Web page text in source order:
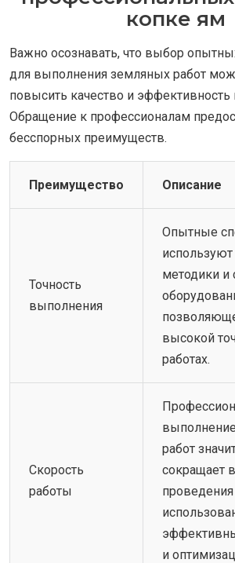
копке ям
Важно осознавать, что выбор
для выполнения земляных работ
повысить качество и эффективность
Обращение к профессионалам
бесспорных преимуществ.
Преимущество Описание
Точность
выполнения
Опытные
методики и
высокой
работах.
Скорость
работы
работ
сокращает
проведения
и